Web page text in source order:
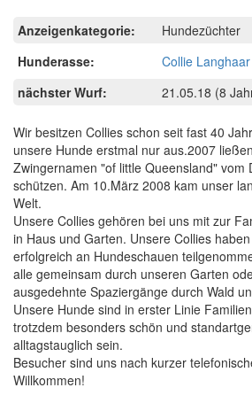
Anzeigenkategorie:
Hundezüchter
Hunderasse:
Collie Langhaar
nächster Wurf:
21.05.18 (8
Wir besitzen Collies schon seit fast 40
unsere Hunde erstmal nur aus.2007
Zwingernamen "of little Queensland" vom
schützen. Am 10.März 2008 kam unser
Welt.
Unsere Collies gehören bei uns mit zur
in Haus und Garten. Unsere Collies
erfolgreich an Hundeschauen
alle gemeinsam durch unseren Garten
ausgedehnte Spaziergänge durch Wald
Unsere Hunde sind in erster Linie
trotzdem besonders schön und
alltagstauglich sein.
Besucher sind uns nach kurzer
Willkommen!